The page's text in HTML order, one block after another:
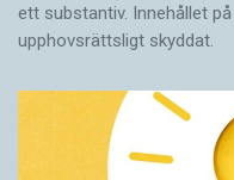
ett substantiv. Innehållet
upphovsrättsligt skyddat.